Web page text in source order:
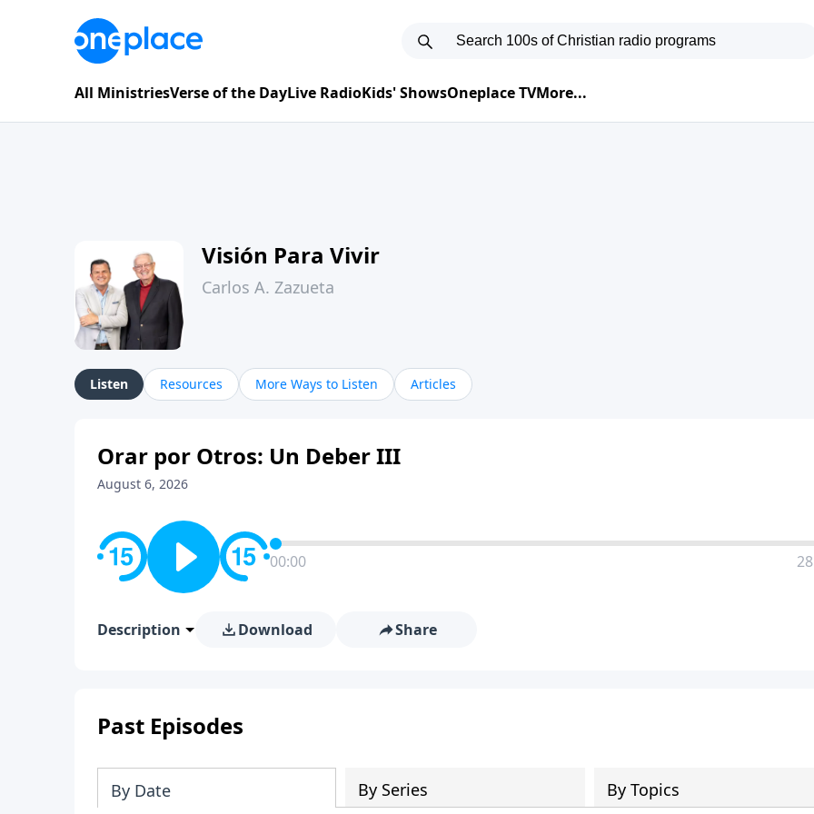
All MinistriesVerse of the DayLive RadioKids' ShowsOneplace TVMore...
Visión Para Vivir
Carlos A. Zazueta
Listen Resources More Ways to Listen Articles
Orar por Otros: Un Deber III
August 6, 2026
00:00
Description Download Share
Past Episodes
By Date By Series By Topics